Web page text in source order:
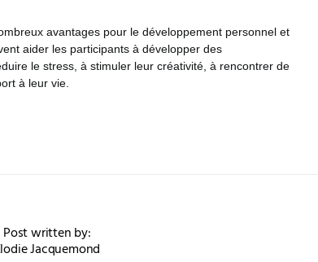
avantages pour le développement personnel et
aider les participants à développer des
le stress, à stimuler leur créativité, à rencontrer de
à leur vie.
Post written by:
Jacquemond